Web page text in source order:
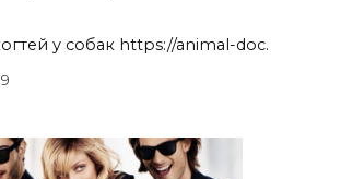
у собак https://animal-doc.